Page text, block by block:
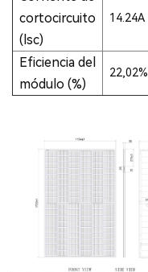
cortocircuito
(lsc)
14.24A
Eficiencia del
módulo (%)
22,02%